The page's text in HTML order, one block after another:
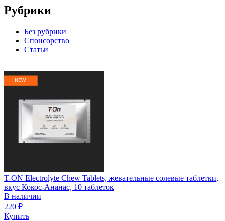
Рубрики
Без рубрики
Спонсорство
Статьи
T-ON Electrolyte Chew Tablets, жевательные солевые таблетки,
вкус Кокос-Ананас, 10 таблеток
В наличии
220 ₽
Купить